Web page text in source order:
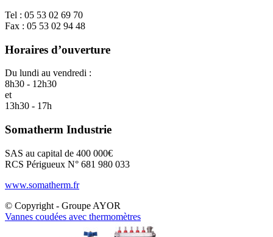
Tel : 05 53 02 69 70
Fax : 05 53 02 94 48
Horaires d’ouverture
Du lundi au vendredi :
8h30 - 12h30
et
13h30 - 17h
Somatherm Industrie
SAS au capital de 400 000€
RCS Périgueux N° 681 980 033
www.somatherm.fr
© Copyright - Groupe AYOR
Vannes coudées avec thermomètres